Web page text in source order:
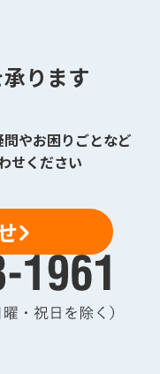
ります
やお困りごとなど
せください